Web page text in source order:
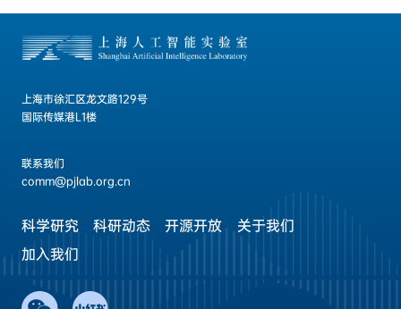
上海市徐汇区龙文路129号
国际传媒港L1楼
联系我们
comm@pjlab.org.cn
科学研究 科研动态 开源开放
关于我们
加入我们